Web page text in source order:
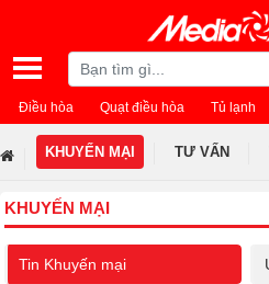
Điều hòa Quạt điều hòa Tủ lạnh
KHUYẾN MẠI TƯ VẤN
KHUYẾN MẠI
Tin Khuyến mại